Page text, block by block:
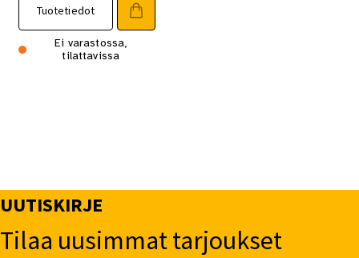
Tuotetiedot
Ei varastossa,
tilattavissa
UUTISKIRJE
Tilaa uusimmat tarjoukset